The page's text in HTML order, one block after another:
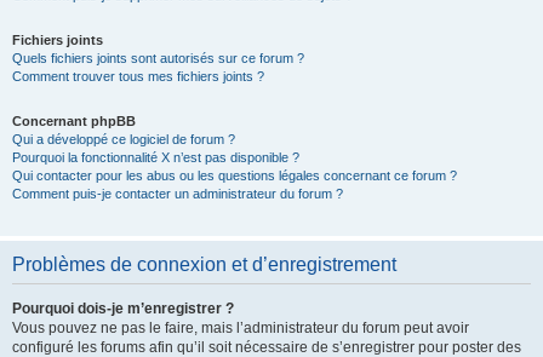
Fichiers joints
Quels fichiers joints sont autorisés sur ce forum ?
Comment trouver tous mes fichiers joints ?
Concernant phpBB
Qui a développé ce logiciel de forum ?
Pourquoi la fonctionnalité X n’est pas disponible ?
Qui contacter pour les abus ou les questions légales concernant ce forum ?
Comment puis-je contacter un administrateur du forum ?
Problèmes de connexion et d’enregistrement
Pourquoi dois-je m’enregistrer ?
Vous pouvez ne pas le faire, mais l’administrateur du forum peut avoir
configuré les forums afin qu’il soit nécessaire de s’enregistrer pour poster des